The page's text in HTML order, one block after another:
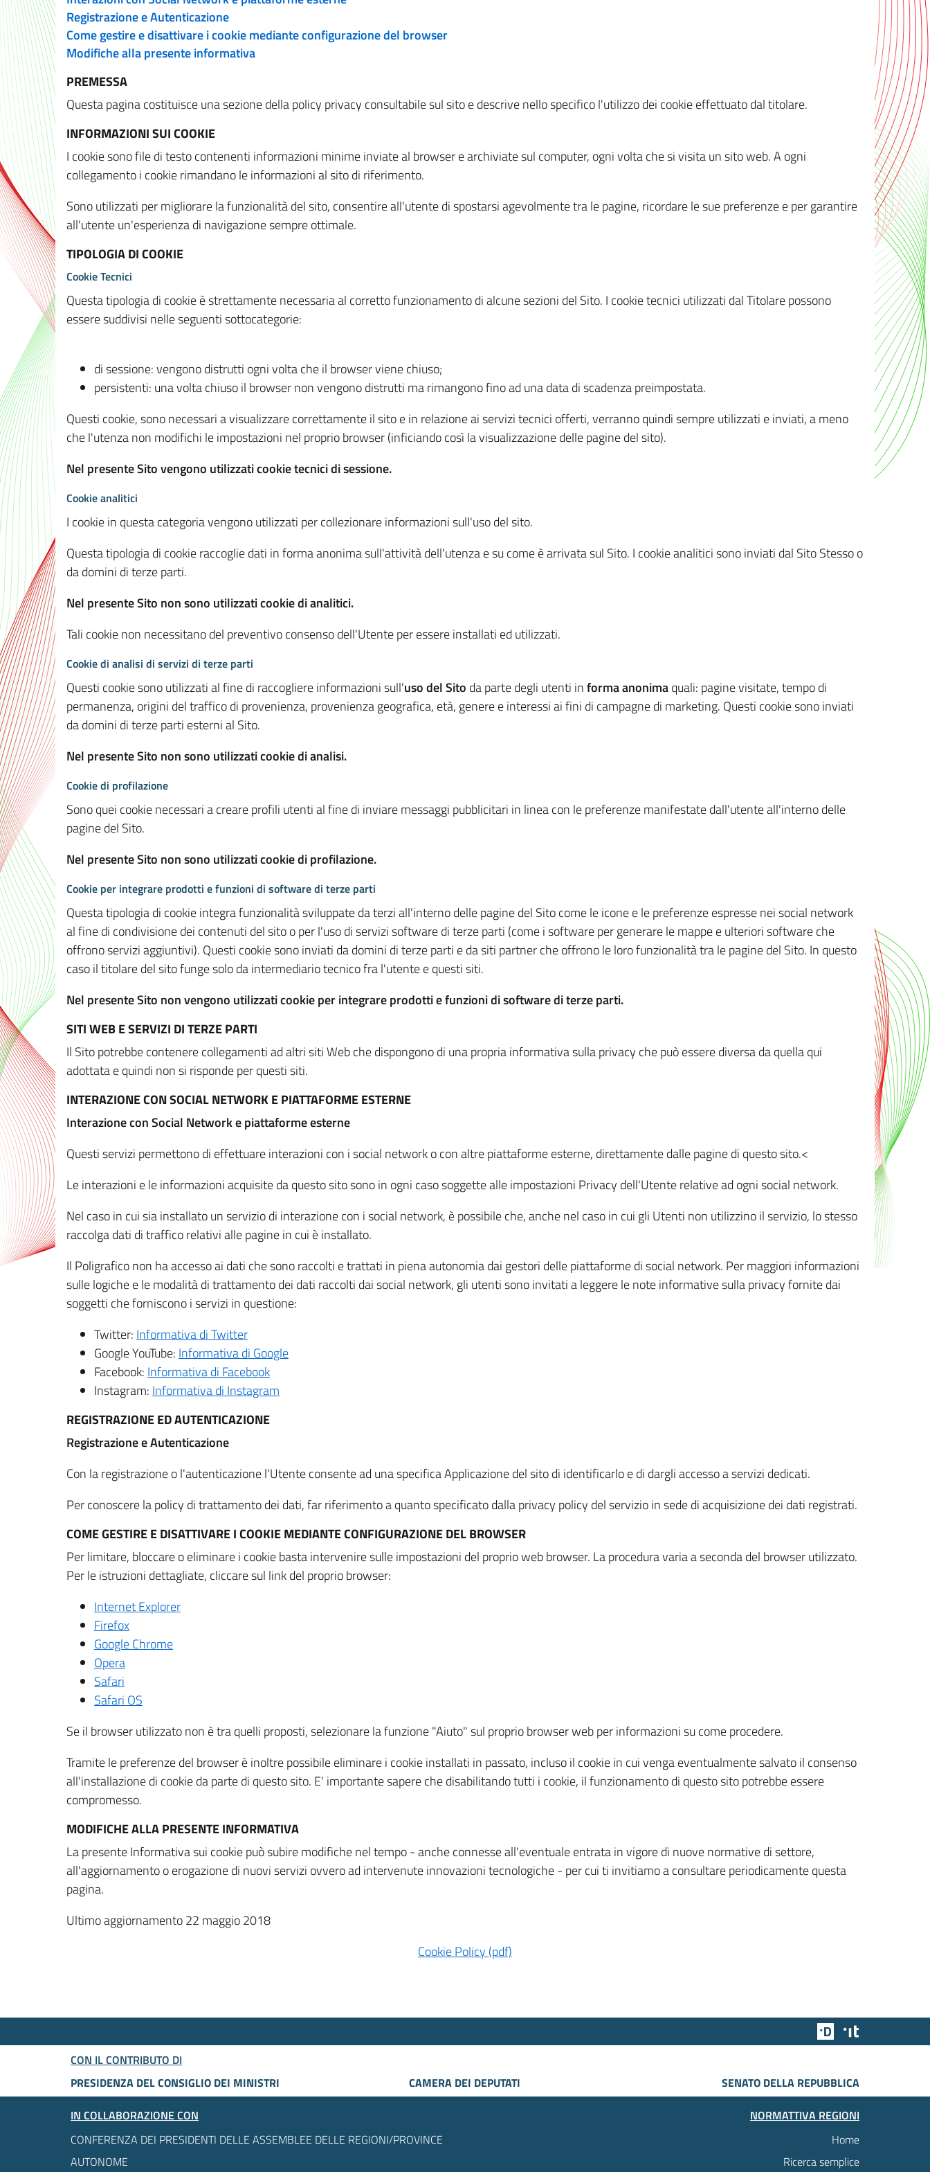
Registrazione e Autenticazione
Come gestire e disattivare i cookie mediante configurazione del browser
Modifiche alla presente informativa
PREMESSA
Questa pagina costituisce una sezione della policy privacy consultabile sul sito e descrive nello specifico l'utilizzo dei cookie effettuato dal titolare.
INFORMAZIONI SUI COOKIE
I cookie sono file di testo contenenti informazioni minime inviate al browser e archiviate sul computer, ogni volta che si visita un sito web. A ogni
collegamento i cookie rimandano le informazioni al sito di riferimento.
Sono utilizzati per migliorare la funzionalità del sito, consentire all'utente di spostarsi agevolmente tra le pagine, ricordare le sue preferenze e per garantire
all'utente un'esperienza di navigazione sempre ottimale.
TIPOLOGIA DI COOKIE
Cookie Tecnici
Questa tipologia di cookie è strettamente necessaria al corretto funzionamento di alcune sezioni del Sito. I cookie tecnici utilizzati dal Titolare possono
essere suddivisi nelle seguenti sottocategorie:
di sessione: vengono distrutti ogni volta che il browser viene chiuso;
persistenti: una volta chiuso il browser non vengono distrutti ma rimangono fino ad una data di scadenza preimpostata.
Questi cookie, sono necessari a visualizzare correttamente il sito e in relazione ai servizi tecnici offerti, verranno quindi sempre utilizzati e inviati, a meno
che l'utenza non modifichi le impostazioni nel proprio browser (inficiando così la visualizzazione delle pagine del sito).
Nel presente Sito vengono utilizzati cookie tecnici di sessione.
Cookie analitici
I cookie in questa categoria vengono utilizzati per collezionare informazioni sull'uso del sito.
Questa tipologia di cookie raccoglie dati in forma anonima sull'attività dell'utenza e su come è arrivata sul Sito. I cookie analitici sono inviati dal Sito Stesso o
da domini di terze parti.
Nel presente Sito non sono utilizzati cookie di analitici.
Tali cookie non necessitano del preventivo consenso dell'Utente per essere installati ed utilizzati.
Cookie di analisi di servizi di terze parti
Questi cookie sono utilizzati al fine di raccogliere informazioni sull'uso del Sito da parte degli utenti informa anonimaquali: pagine visitate, tempo di
permanenza, origini del traffico di provenienza, provenienza geografica, età, genere e interessi ai fini di campagne di marketing. Questi cookie sono inviati
da domini di terze parti esterni al Sito.
Nel presente Sito non sono utilizzati cookie di analisi.
Cookie di profilazione
Sono quei cookie necessari a creare profili utenti al fine di inviare messaggi pubblicitari in linea con le preferenze manifestate dall'utente all'interno delle
pagine del Sito.
Nel presente Sito non sono utilizzati cookie di profilazione.
Cookie per integrare prodotti e funzioni di software di terze parti
Questa tipologia di cookie integra funzionalità sviluppate da terzi all'interno delle pagine del Sito come le icone e le preferenze espresse nei social network
al fine di condivisione dei contenuti del sito o per l'uso di servizi software di terze parti (come i software per generare le mappe e ulteriori software che
offrono servizi aggiuntivi). Questi cookie sono inviati da domini di terze parti e da siti partner che offrono le loro funzionalità tra le pagine del Sito. In questo
caso il titolare del sito funge solo da intermediario tecnico fra l'utente e questi siti.
Nel presente Sito non vengono utilizzati cookie per integrare prodotti e funzioni di software di terze parti.
SITI WEB E SERVIZI DI TERZE PARTI
Il Sito potrebbe contenere collegamenti ad altri siti Web che dispongono di una propria informativa sulla privacy che può essere diversa da quella qui
adottata e quindi non si risponde per questi siti.
INTERAZIONE CON SOCIAL NETWORK E PIATTAFORME ESTERNE
Interazione con Social Network e piattaforme esterne
Questi servizi permettono di effettuare interazioni con i social network o con altre piattaforme esterne, direttamente dalle pagine di questo sito.<
Le interazioni e le informazioni acquisite da questo sito sono in ogni caso soggette alle impostazioni Privacy dell'Utente relative ad ogni social network.
Nel caso in cui sia installato un servizio di interazione con i social network, è possibile che, anche nel caso in cui gli Utenti non utilizzino il servizio, lo stesso
raccolga dati di traffico relativi alle pagine in cui è installato.
Il Poligrafico non ha accesso ai dati che sono raccolti e trattati in piena autonomia dai gestori delle piattaforme di social network. Per maggiori informazioni
sulle logiche e le modalità di trattamento dei dati raccolti dai social network, gli utenti sono invitati a leggere le note informative sulla privacy fornite dai
soggetti che forniscono i servizi in questione:
Twitter: Informativa di Twitter
Google YouTube: Informativa di Google
Facebook: Informativa di Facebook
Instagram: Informativa di Instagram
REGISTRAZIONE ED AUTENTICAZIONE
Registrazione e Autenticazione
Con la registrazione o l'autenticazione l'Utente consente ad una specifica Applicazione del sito di identificarlo e di dargli accesso a servizi dedicati.
Per conoscere la policy di trattamento dei dati, far riferimento a quanto specificato dalla privacy policy del servizio in sede di acquisizione dei dati registrati.
COME GESTIRE E DISATTIVARE I COOKIE MEDIANTE CONFIGURAZIONE DEL BROWSER
Per limitare, bloccare o eliminare i cookie basta intervenire sulle impostazioni del proprio web browser. La procedura varia a seconda del browser utilizzato.
Per le istruzioni dettagliate, cliccare sul link del proprio browser:
Internet Explorer
Firefox
Google Chrome
Opera
Safari
Safari OS
Se il browser utilizzato non è tra quelli proposti, selezionare la funzione "Aiuto" sul proprio browser web per informazioni su come procedere.
Tramite le preferenze del browser è inoltre possibile eliminare i cookie installati in passato, incluso il cookie in cui venga eventualmente salvato il consenso
all'installazione di cookie da parte di questo sito. E' importante sapere che disabilitando tutti i cookie, il funzionamento di questo sito potrebbe essere
compromesso.
MODIFICHE ALLA PRESENTE INFORMATIVA
La presente Informativa sui cookie può subire modifiche nel tempo - anche connesse all'eventuale entrata in vigore di nuove normative di settore,
all'aggiornamento o erogazione di nuovi servizi ovvero ad intervenute innovazioni tecnologiche - per cui ti invitiamo a consultare periodicamente questa
pagina.
Ultimo aggiornamento 22 maggio 2018
Cookie Policy (pdf)
Team Digitale
CON IL CONTRIBUTO DI
PRESIDENZA DEL CONSIGLIO DEI MINISTRI
CAMERA DEI DEPUTATI
SENATO DELLA REPUBBLICA
IN COLLABORAZIONE CON
CONFERENZA DEI PRESIDENTI DELLE ASSEMBLEE DELLE REGIONI/PROVINCE
AUTONOME
NORMATTIVA REGIONI
Home
Ricerca semplice